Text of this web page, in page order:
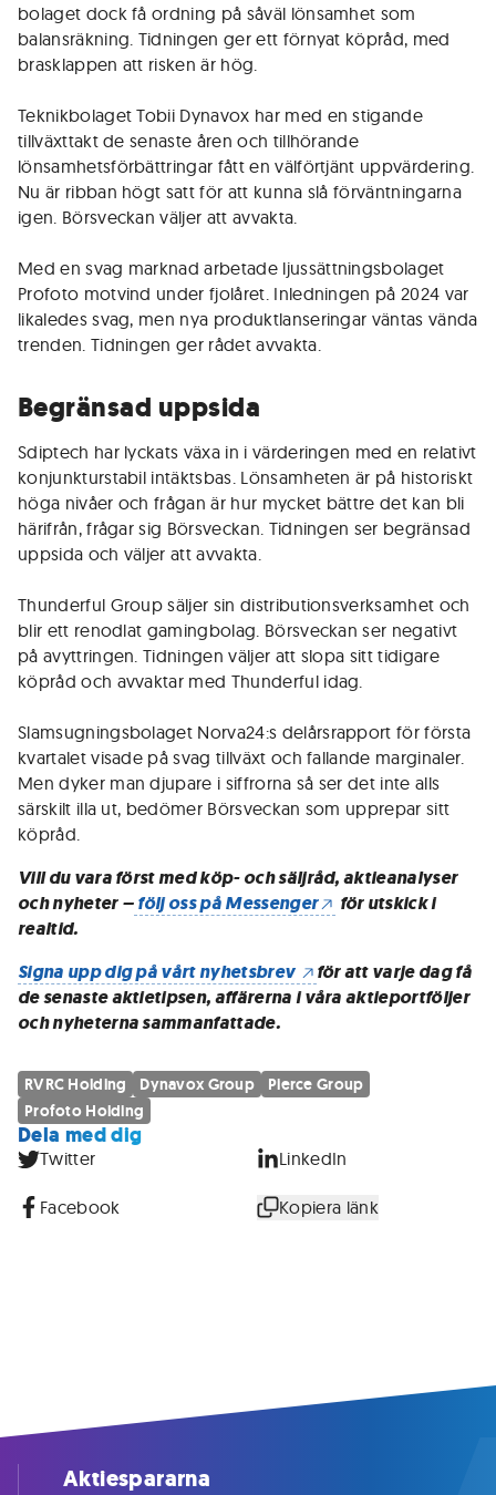
bolaget dock få ordning på såväl lönsamhet som
balansräkning. Tidningen ger ett förnyat köpråd, med
brasklappen att risken är hög.
Teknikbolaget Tobii Dynavox har med en stigande
tillväxttakt de senaste åren och tillhörande
lönsamhetsförbättringar fått en välförtjänt uppvärdering.
Nu är ribban högt satt för att kunna slå förväntningarna
igen. Börsveckan väljer att avvakta.
Med en svag marknad arbetade ljussättningsbolaget
Profoto motvind under fjolåret. Inledningen på 2024 var
likaledes svag, men nya produktlanseringar väntas vända
trenden. Tidningen ger rådet avvakta.
Begränsad uppsida
Sdiptech har lyckats växa in i värderingen med en relativt
konjunkturstabil intäktsbas. Lönsamheten är på historiskt
höga nivåer och frågan är hur mycket bättre det kan bli
härifrån, frågar sig Börsveckan. Tidningen ser begränsad
uppsida och väljer att avvakta.
Thunderful Group säljer sin distributionsverksamhet och
blir ett renodlat gamingbolag. Börsveckan ser negativt
på avyttringen. Tidningen väljer att slopa sitt tidigare
köpråd och avvaktar med Thunderful idag.
Slamsugningsbolaget Norva24:s delårsrapport för första
kvartalet visade på svag tillväxt och fallande marginaler.
Men dyker man djupare i siffrorna så ser det inte alls
särskilt illa ut, bedömer Börsveckan som upprepar sitt
köpråd.
Vill du vara först med köp- och säljråd, aktieanalyser
och nyheter –följ oss på Messenger
för utskick i
realtid.
Signa upp dig på vårt nyhetsbrev
för att varje dag få
de senaste aktietipsen, affärerna i våra aktieportföljer
och nyheterna sammanfattade.
RVRC Holding Dynavox Group
Pierce Group
Profoto Holding
Dela med dig
Twitter LinkedIn
Facebook Kopiera länk
Aktiespararna